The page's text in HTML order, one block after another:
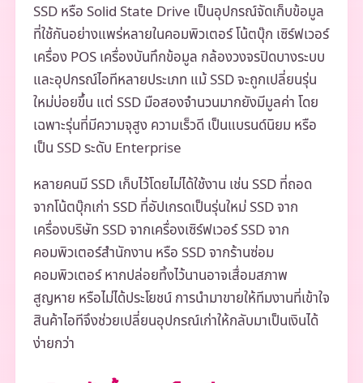
SSD หรือ Solid State Drive เป็นอุปกรณ์จัดเก็บข้อมูล
ที่ใช้กันอย่างแพร่หลายในคอมพิวเตอร์ โน้ตบุ๊ก เซิร์ฟเวอร์
เครื่อง POS เครื่องบันทึกข้อมูล กล้องวงจรปิดบางระบบ
และอุปกรณ์ไอทีหลายประเภท แม้ SSD จะถูกเปลี่ยนรุ่น
ใหม่บ่อยขึ้น แต่ SSD มือสองจำนวนมากยังมีมูลค่า โดย
เฉพาะรุ่นที่มีความจุสูง ความเร็วดี เป็นแบรนด์นิยม หรือ
เป็น SSD ระดับ Enterprise
หลายคนมี SSD เก็บไว้โดยไม่ได้ใช้งาน เช่น SSD ที่ถอด
จากโน้ตบุ๊กเก่า SSD ที่อัปเกรดเป็นรุ่นใหม่ SSD จาก
เครื่องบริษัท SSD จากเครื่องเซิร์ฟเวอร์ SSD จาก
คอมพิวเตอร์สำนักงาน หรือ SSD จากร้านซ่อม
คอมพิวเตอร์ หากปล่อยทิ้งไว้นานอาจเสื่อมสภาพ
สูญหาย หรือไม่ได้ประโยชน์ การนำมาขายให้ทีมงานที่เข้าใจ
สินค้าไอทีจึงช่วยเปลี่ยนอุปกรณ์เก่าให้กลับมาเป็นเงินได้
ง่ายกว่า